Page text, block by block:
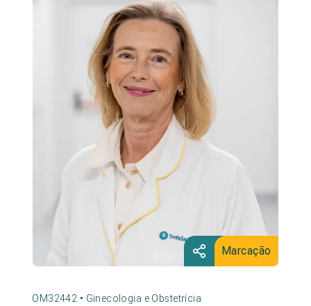
Marcação
OM32442 • Ginecologia e Obstetrícia